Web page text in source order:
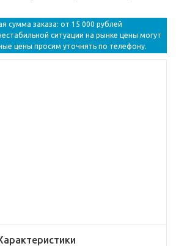
сумма заказа: от 15 000 рублей
ситуации на рынке цены могут
цены просим уточнять по телефону.